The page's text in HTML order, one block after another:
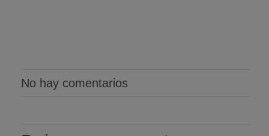
No hay comentarios